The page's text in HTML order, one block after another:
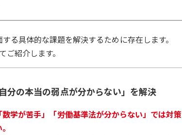
る具体的な課題を解決するために存在します。
ご紹介します。
分の本当の弱点が分からない」を解決
学が苦手」「労働基準法が分からない」では対策